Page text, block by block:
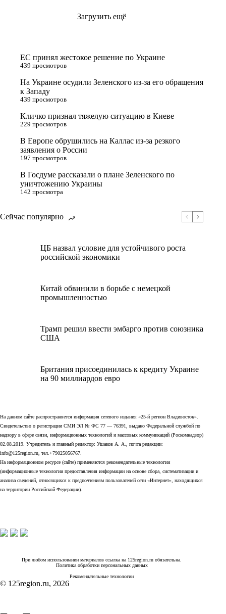
Загрузить ещё
ЕС принял жестокое решение по Украине
439 просмотров
На Украине осудили Зеленского из-за его обращения
к Западу
439 просмотров
Кличко признал тяжелую ситуацию в Киеве
229 просмотров
В Европе обрушились на Каллас из-за резкого
заявления о России
197 просмотров
В Госдуме рассказали о плане Зеленского по
уничтожению Украины
142 просмотра
Сейчас популярно
ЦБ назвал условие для устойчивого роста
российской экономики
Китай обвинили в борьбе с немецкой
промышленностью
Трамп решил ввести эмбарго против союзника
США
Британия присоединилась к кредиту Украине
на 90 миллиардов евро
На данном сайте распространяется информация сетевого издания «25-й регион Владивосток».
Свидетельство о регистрации СМИ ЭЛ № ФС 77 — 76391, выдано Федеральной службой по
надзору в сфере связи, информационных технологий и массовых коммуникаций (Роскомнадзор)
02.08.2019. Учредитель и главный редактор: Ушаков А. А., почта редакции:
info@125region.ru, тел.+79025056767.
На информационном ресурсе (сайте) применяются рекомендательные технологии
(информационные технологии предоставления информации на основе сбора, систематизации и
анализа сведений, относящихся к предпочтениям пользователей сети «Интернет», находящихся
на территории Российской Федерации).
При любом использовании материалов ссылка на 125region.ru обязательна.
Политика обработки персональных данных
Рекомендательные технологии
© 125region.ru, 2026